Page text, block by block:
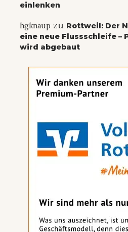
einlenken
hgknaup zu Rottweil: Der
eine neue Flussschleife –
wird abgebaut